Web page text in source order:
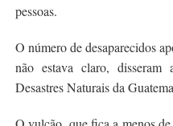
pessoas.
O número de desaparecidos
não estava claro, disseram
Desastres Naturais da